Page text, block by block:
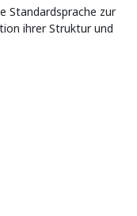
Standardsprache zur
ihrer Struktur und